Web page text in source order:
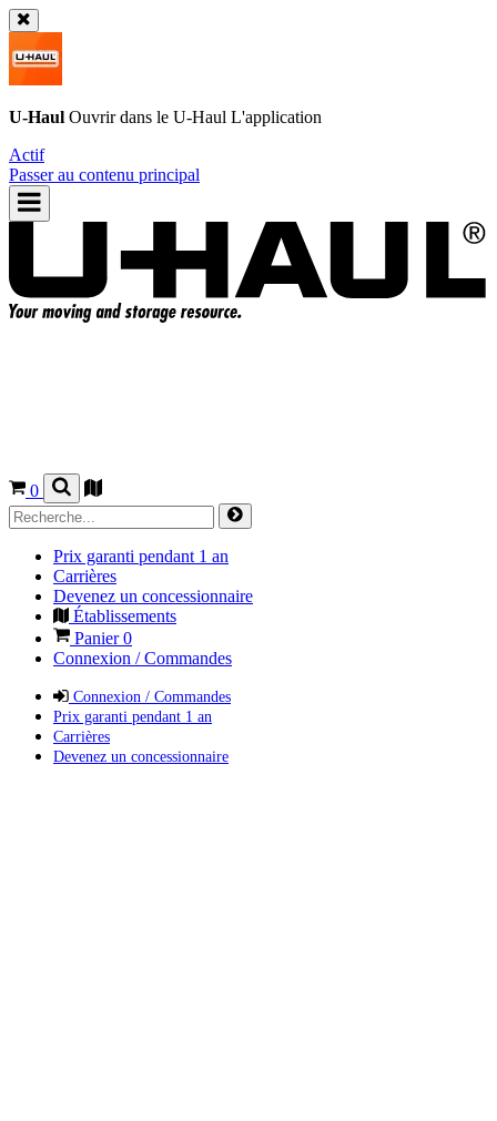
U-Haul Ouvrir dans le U-Haul L'application
Actif
Passer au contenu principal
0
Prix garanti pendant 1 an
Carrières
Devenez un concessionnaire
Établissements
Panier0
Connexion / Commandes
Connexion / Commandes
Prix garanti pendant 1 an
Carrières
Devenez un concessionnaire